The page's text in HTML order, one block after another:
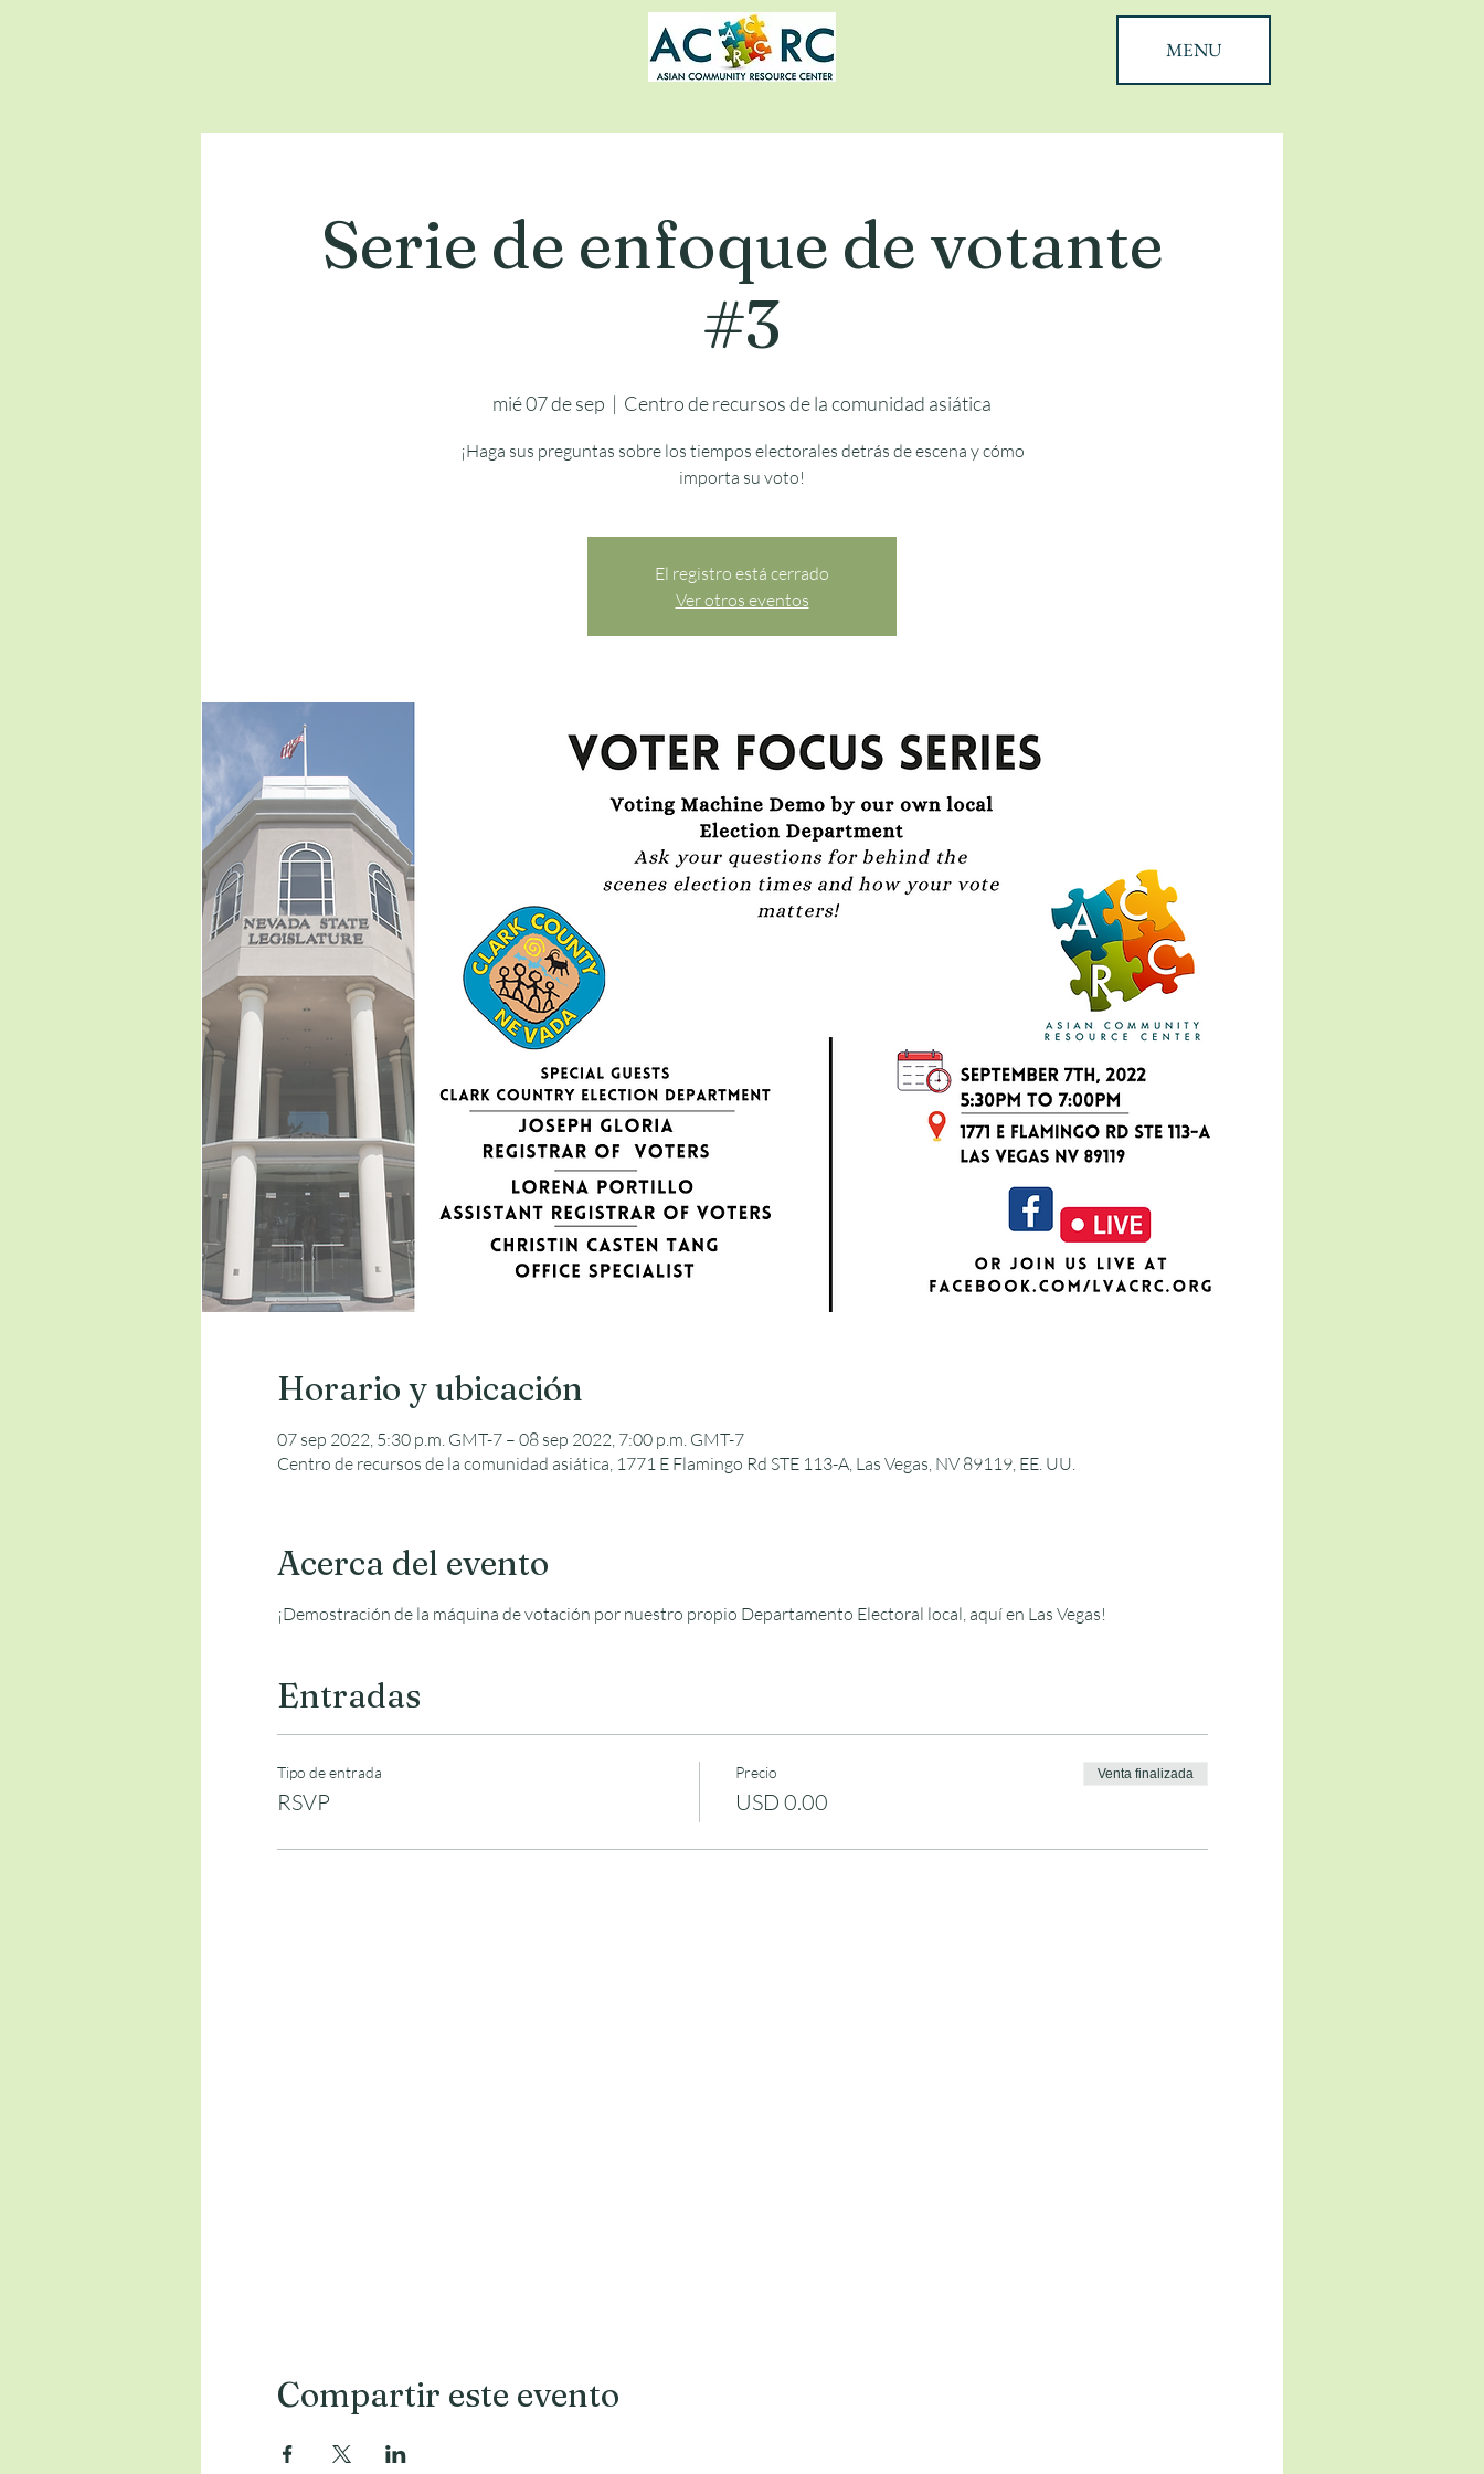
MENU
Serie de enfoque de votante
#3
mié 07 de sep
  |
Centro de recursos de la comunidad asiática
¡Haga sus preguntas sobre los tiempos electorales detrás de escena y cómo
importa su voto!
El registro está cerrado
Ver otros eventos
Horario y ubicación
07 sep 2022, 5:30 p.m. GMT-7 – 08 sep 2022, 7:00 p.m. GMT-7
Centro de recursos de la comunidad asiática, 1771 E Flamingo Rd STE 113-A, Las Vegas, NV 89119, EE. UU.
Acerca del evento
¡Demostración de la máquina de votación por nuestro propio Departamento Electoral local, aquí en Las Vegas!
Entradas
Tipo de entrada
RSVP
Precio
USD 0.00
Venta finalizada
Compartir este evento